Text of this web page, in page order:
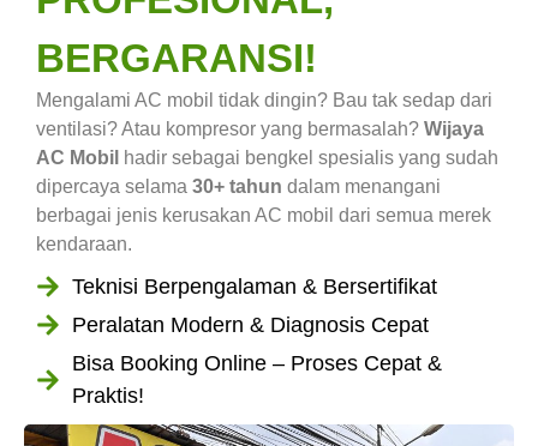
BERGARANSI!
Mengalami AC mobil tidak dingin? Bau tak sedap dari
ventilasi? Atau kompresor yang bermasalah? Wijaya
AC Mobil hadir sebagai bengkel spesialis yang sudah
dipercaya selama 30+ tahun dalam menangani
berbagai jenis kerusakan AC mobil dari semua merek
kendaraan.
Teknisi Berpengalaman & Bersertifikat
Peralatan Modern & Diagnosis Cepat
Bisa Booking Online – Proses Cepat &
Praktis!